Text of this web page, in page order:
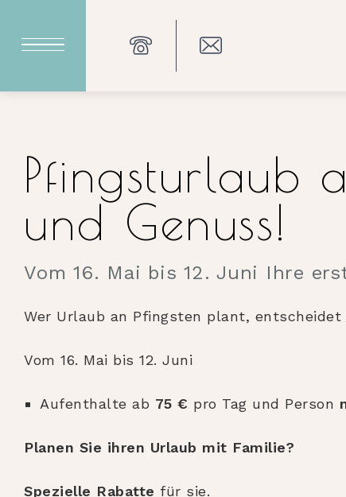
Pfingsturlaub
und Genuss!
Vom 16. Mai bis 12. Juni Ihre
Wer Urlaub an Pfingsten plant,
Vom 16. Mai bis 12. Juni
Aufenthalte ab 75 € pro Tag und Person
Planen Sie ihren Urlaub mit Familie?
Spezielle Rabatte für sie.